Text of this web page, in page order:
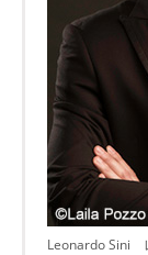
Leonardo Sini